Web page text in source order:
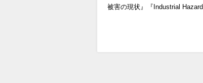
被害の現状』『Industrial